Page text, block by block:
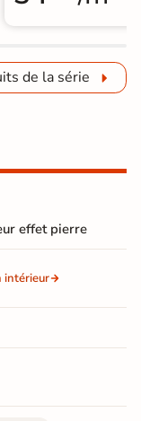
de la série
effet pierre
intérieur